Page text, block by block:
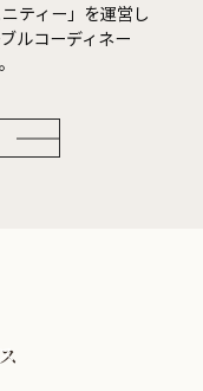
ティー」を運営し
ルコーディネー